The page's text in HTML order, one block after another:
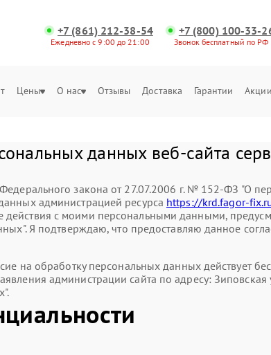
+7 (861) 212-38-54
Ежедневно с 9:00 до 21:00
+7 (800) 100-33-
Звонок бесплатный по РФ
Цены О нас Отзывы Доставка Гарантии
данных веб-сайта
закона от 27.07.2006 г. № 152-ФЗ "О
администрацией ресурса https://krd.fagor-
с моими персональными данными,
Я подтверждаю, что предоставляю данное
на обработку персональных данных действует
администрации сайта по адресу: